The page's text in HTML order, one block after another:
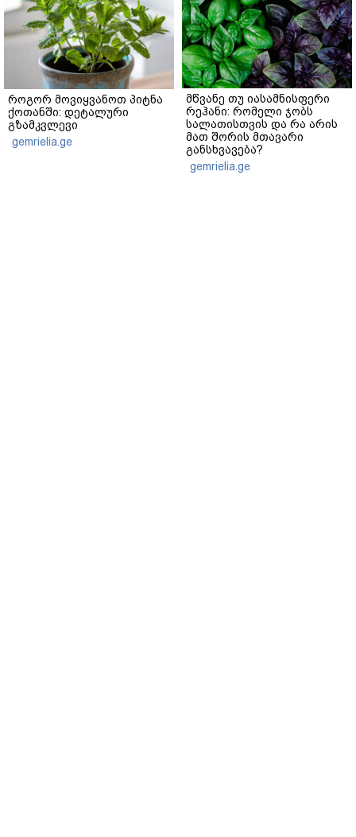
როგორ მოვიყვანოთ პიტნა
ქოთანში: დეტალური
გზამკვლევი
gemrielia.ge
მწვანე თუ იასამნისფერი
რეჰანი: რომელი ჯობს
სალათისთვის და რა არის
მათ შორის მთავარი
განსხვავება?
gemrielia.ge